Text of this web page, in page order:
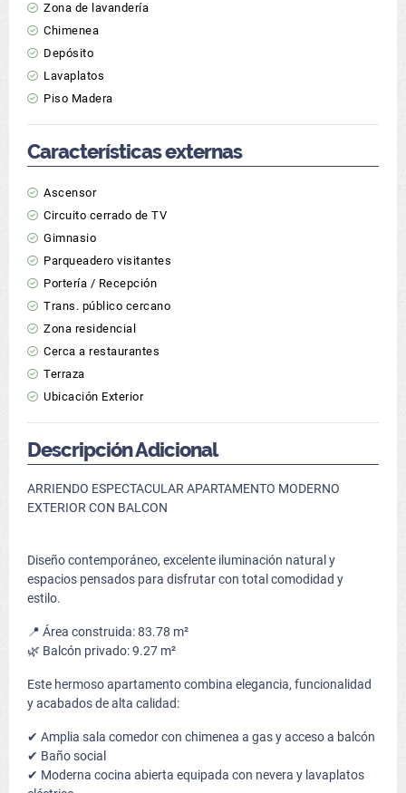
Zona de lavandería
Chimenea
Depósito
Lavaplatos
Piso Madera
Características externas
Ascensor
Circuito cerrado de TV
Gimnasio
Parqueadero visitantes
Portería / Recepción
Trans. público cercano
Zona residencial
Cerca a restaurantes
Terraza
Ubicación Exterior
Descripción Adicional
ARRIENDO ESPECTACULAR APARTAMENTO MODERNO
EXTERIOR CON BALCON
Diseño contemporáneo, excelente iluminación natural y
espacios pensados para disfrutar con total comodidad y
estilo.
📍 Área construida: 83.78 m²
🌿 Balcón privado: 9.27 m²
Este hermoso apartamento combina elegancia, funcionalidad
y acabados de alta calidad:
✔ Amplia sala comedor con chimenea a gas y acceso a balcón
✔ Baño social
✔ Moderna cocina abierta equipada con nevera y lavaplatos